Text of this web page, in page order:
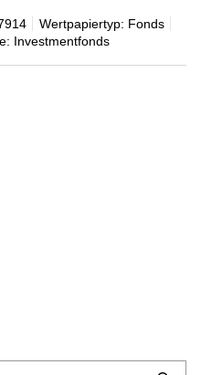
Wertpapiertyp: Fonds
Investmentfonds